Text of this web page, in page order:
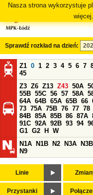
Nasza strona wykorzystuje
więcej.
Sprawdź rozkład na dzień:
Z1 0 1 2 3 4 5 6 7
45
Z3 Z6 Z13 Z43 50A
55B 55C 56 57 58A
64A 64B 65A 65B 66
73 75A 75B 76 77 78
84B 85A 85B 86 87A
91C 92A 92B 93 94
G1 G2 H
W
N1A
N1B N2 N3A N3B
N9
Linie
Przystanki